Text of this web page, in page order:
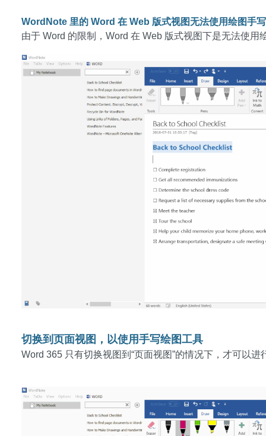
WordNote 里的 Word 在 Web 版式视图无法使用绘图手
由于 Word 的限制，Word 在 Web 版式视图下是无法使用
切换到页面视图，以使用手写绘图工具
Word 365 只有切换视图到“页面视图”的情况下，才可以进